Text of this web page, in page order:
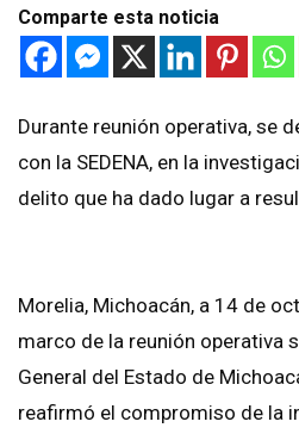
Comparte esta noticia
Durante reunión operativa, se
con la SEDENA, en la
delito que ha dado lugar a
Morelia, Michoacán, a 14 de
marco de la reunión operativa
General del Estado de
reafirmó el compromiso de la